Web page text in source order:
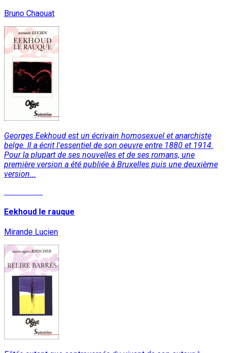
Bruno Chaouat
Georges Eekhoud est un écrivain homosexuel et anarchiste
belge. Il a écrit l'essentiel de son oeuvre entre 1880 et 1914.
Pour la plupart de ses nouvelles et de ses romans, une
première version a été publiée à Bruxelles puis une deuxième
version...
Eekhoud le rauque
Mirande Lucien